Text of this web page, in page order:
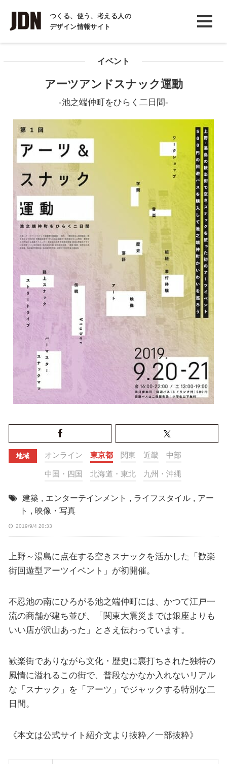
つくる、使う、考える人の
デザイン情報サイト
INTERVIEW
インタビュー
COLUMN
イベント
アーツアンドスナック運動
-池之端仲町をひらく二日間-
地域 オンライン 東京都 関東 近畿 中部
中国・四国 北海道・東北 九州・沖縄
建築 , エンターテインメント , ライフスタイル , アー
ト , 映像・写真
2019/9/4 20:33
上野～湯島に点在する空きスナックを活かした「歓楽
街回遊型アーツイベント」が初開催。
不忍池の南にひろがる池之端仲町には、かつて江戸一
流の商舗が建ち並び、「関東大震災までは銀座よりも
いい店が沢山あった」とさえ伝わっています。
歓楽街でありながら文化・歴史に裏打ちされた独特の
風情に溢れるこの街で、普段なかなか入れないリアル
な「スナック」を「アーツ」でジャックする特別な二
日間。
《本文は公式サイト紹介文より抜粋／一部抜粋》